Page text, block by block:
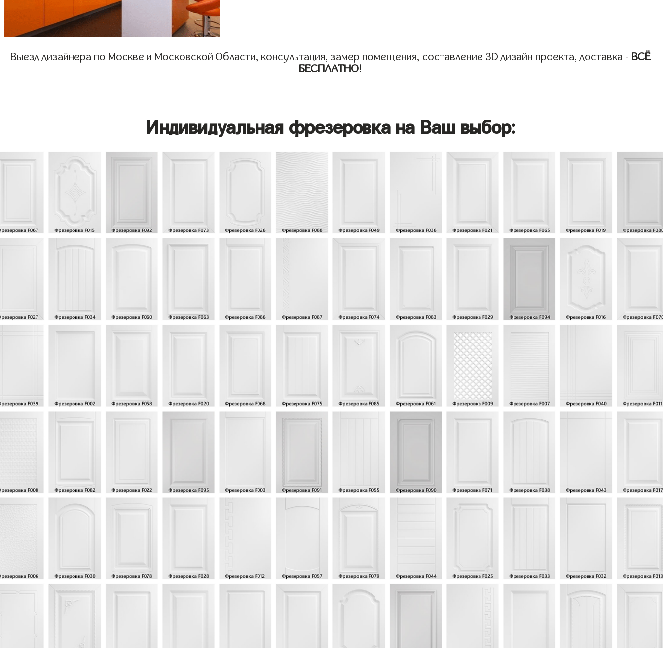
Выезд дизайнера по Москве и Московской Области, консультация, замер помещения, составление 3D дизайн проекта, доставка - ВСЁ
БЕСПЛАТНО!
Индивидуальная фрезеровка на Ваш выбор: